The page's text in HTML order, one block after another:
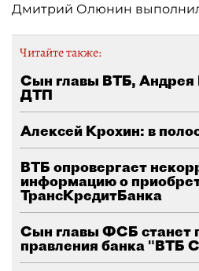
Дмитрий Олюнин
Читайте также:
Сын главы ВТБ, Андрея
ДТП
Алексей Крохин: в
ВТБ опровергает
информацию о
ТрансКредитБанка
Сын главы ФСБ станет
правления банка "ВТБ